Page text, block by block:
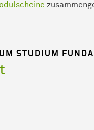
STUDIUM